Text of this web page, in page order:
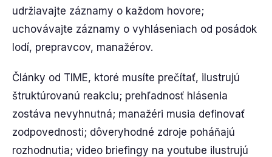
udržiavajte záznamy o každom hovore;
uchovávajte záznamy o vyhláseniach od posádok
lodí, prepravcov, manažérov.
Články od TIME, ktoré musíte prečítať, ilustrujú
štruktúrovanú reakciu; prehľadnosť hlásenia
zostáva nevyhnutná; manažéri musia definovať
zodpovednosti; dôveryhodné zdroje poháňajú
rozhodnutia; video briefingy na youtube ilustrujú